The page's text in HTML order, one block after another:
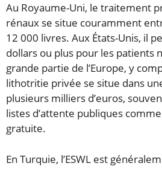
Au Royaume-Uni, le traitement
rénaux se situe couramment
12 000 livres. Aux États-Unis, il
dollars ou plus pour les patients
grande partie de l’Europe, y
lithotritie privée se situe dans
plusieurs milliers d’euros,
listes d’attente publiques
gratuite.
En Turquie, l’ESWL est